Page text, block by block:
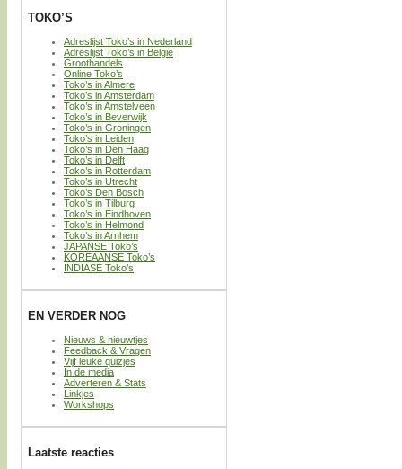
TOKO’S
Adreslijst Toko’s in Nederland
Adreslijst Toko’s in België
Groothandels
Online Toko’s
Toko’s in Almere
Toko’s in Amsterdam
Toko’s in Amstelveen
Toko’s in Beverwijk
Toko’s in Groningen
Toko’s in Leiden
Toko’s in Den Haag
Toko’s in Delft
Toko’s in Rotterdam
Toko’s in Utrecht
Toko’s Den Bosch
Toko’s in Tilburg
Toko’s in Eindhoven
Toko’s in Helmond
Toko’s in Arnhem
JAPANSE Toko’s
KOREAANSE Toko’s
INDIASE Toko’s
EN VERDER NOG
Nieuws & nieuwtjes
Feedback & Vragen
Vijf leuke quizjes
In de media
Adverteren & Stats
Linkjes
Workshops
Laatste reacties